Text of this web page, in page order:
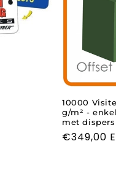
10000
g/m² -
met
Normale
€349,00